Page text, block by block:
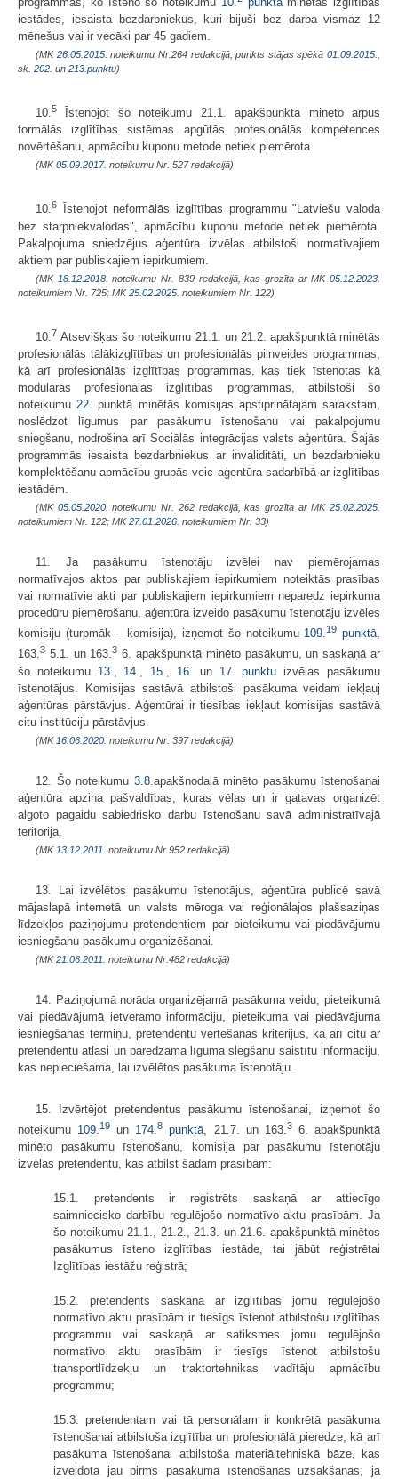
iestādes, iesaista bezdarbniekus, kuri bijuši bez darba vismaz 12
mēnešus vai ir vecāki par 45 gadiem.
(MK 26.05.2015. noteikumu Nr.264 redakcijā; punkts stājas spēkā 01.09.2015.
sk. 202. un 213.punktu)
10.5
Īstenojot šo noteikumu 21.1. apakšpunktā minēto ārpus
formālās izglītības sistēmas apgūtās profesionālās kompetences
novērtēšanu, apmācību kuponu metode netiek piemērota.
(MK05.09.2017. noteikumu Nr. 527 redakcijā)
10.6
Īstenojot neformālās izglītības programmu "Latviešu valoda
bez starpniekvalodas", apmācību kuponu metode netiek piemērota.
Pakalpojuma sniedzējus aģentūra izvēlas atbilstoši normatīvajiem
aktiem par publiskajiem iepirkumiem.
(MK 18.12.2018. noteikumu Nr. 839 redakcijā, kas grozīta ar MK05.12.2023.
noteikumiem Nr. 725; MK25.02.2025. noteikumiem Nr. 122)
10.7 Atsevišķas šo noteikumu 21.1. un 21.2. apakšpunktā minētās
profesionālās tālākizglītības un profesionālās pilnveides programmas,
kā arī profesionālās izglītības programmas, kas tiek īstenotas kā
modulārās profesionālās izglītības programmas, atbilstoši šo
noteikumu22. punktā minētās komisijas apstiprinātajam sarakstam,
noslēdzot līgumus par pasākumu īstenošanu vai pakalpojumu
sniegšanu, nodrošina arī Sociālās integrācijas valsts aģentūra. Šajās
programmās iesaista bezdarbniekus ar invaliditāti, un bezdarbnieku
komplektēšanu apmācību grupās veic aģentūra sadarbībā ar izglītības
iestādēm.
(MK 05.05.2020. noteikumu Nr. 262 redakcijā, kas grozīta ar MK25.02.2025.
noteikumiem Nr. 122; MK27.01.2026. noteikumiem Nr. 33)
11. Ja pasākumu īstenotāju izvēlei nav piemērojamas
normatīvajos aktos par publiskajiem iepirkumiem noteiktās prasības
vai normatīvie akti par publiskajiem iepirkumiem neparedz iepirkuma
procedūru piemērošanu, aģentūra izveido pasākumu īstenotāju izvēles
komisiju (turpmāk – komisija), izņemot šo noteikumu 109.19 punktā,
163.3 5.1. un 163.3 6. apakšpunktā minēto pasākumu, un saskaņā ar
šo noteikumu 13. 14. 15. 16. un 17. punktu izvēlas pasākumu
īstenotājus. Komisijas sastāvā atbilstoši pasākuma veidam iekļauj
aģentūras pārstāvjus. Aģentūrai ir tiesības iekļaut komisijas sastāvā
citu institūciju pārstāvjus.
(MK 16.06.2020. noteikumu Nr. 397 redakcijā)
12. Šo noteikumu 3.8.apakšnodaļā minēto pasākumu īstenošanai
aģentūra apzina pašvaldības, kuras vēlas un ir gatavas organizēt
algoto pagaidu sabiedrisko darbu īstenošanu savā administratīvajā
teritorijā.
(MK 13.12.2011. noteikumu Nr.952 redakcijā)
13. Lai izvēlētos pasākumu īstenotājus, aģentūra publicē savā
mājaslapā internetā un valsts mēroga vai reģionālajos plašsaziņas
līdzekļos paziņojumu pretendentiem par pieteikumu vai piedāvājumu
iesniegšanu pasākumu organizēšanai.
(MK21.06.2011. noteikumu Nr.482 redakcijā)
14. Paziņojumā norāda organizējamā pasākuma veidu, pieteikumā
vai piedāvājumā ietveramo informāciju, pieteikuma vai piedāvājuma
iesniegšanas termiņu, pretendentu vērtēšanas kritērijus, kā arī citu ar
pretendentu atlasi un paredzamā līguma slēgšanu saistītu informāciju,
kas nepieciešama, lai izvēlētos pasākuma īstenotāju.
15. Izvērtējot pretendentus pasākumu īstenošanai, izņemot šo
noteikumu 109.19 un 174.8 punktā, 21.7. un 163.36. apakšpunktā
minēto pasākumu īstenošanu, komisija par pasākumu īstenotāju
izvēlas pretendentu, kas atbilst šādām prasībām:
15.1. pretendents ir reģistrēts saskaņā ar attiecīgo
saimniecisko darbību regulējošo normatīvo aktu prasībām. Ja
šo noteikumu 21.1., 21.2., 21.3. un 21.6. apakšpunktā minētos
pasākumus īsteno izglītības iestāde, tai jābūt reģistrētai
Izglītības iestāžu reģistrā;
15.2. pretendents saskaņā ar izglītības jomu regulējošo
normatīvo aktu prasībām ir tiesīgs īstenot atbilstošu izglītības
programmu vai saskaņā ar satiksmes jomu regulējošo
normatīvo aktu prasībām ir tiesīgs īstenot atbilstošu
transportlīdzekļu un traktortehnikas vadītāju apmācību
programmu;
15.3. pretendentam vai tā personālam ir konkrētā pasākuma
īstenošanai atbilstoša izglītība un profesionālā pieredze, kā arī
pasākuma īstenošanai atbilstoša materiāltehniskā bāze, kas
izveidota jau pirms pasākuma īstenošanas uzsākšanas, ja